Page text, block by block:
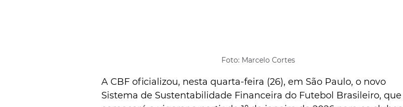
Foto: Marcelo Cortes
A CBF oficializou, nesta quarta-feira (26), em São Paulo, o novo
Sistema de Sustentabilidade Financeira do Futebol Brasileiro, que